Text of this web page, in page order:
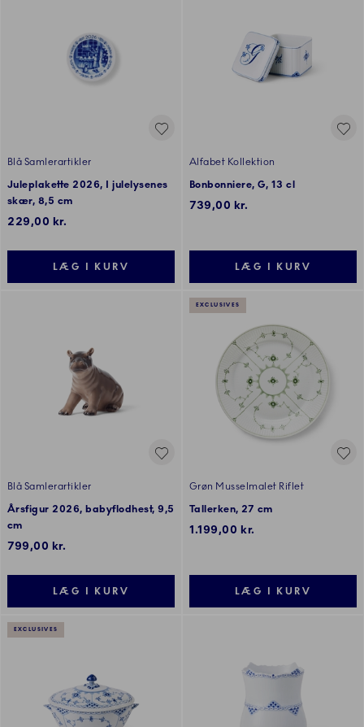
Blå Samlerartikler
Juleplakette 2026, I julelysenes
skær, 8,5 cm
229,00 kr.
LÆG I KURV
Alfabet Kollektion
Bonbonniere, G, 13 cl
739,00 kr.
LÆG I KURV
Blå Samlerartikler
Årsfigur 2026, babyflodhest, 9,5
cm
799,00 kr.
LÆG I KURV
EXCLUSIVES
Grøn Musselmalet Riflet
Tallerken, 27 cm
1.199,00 kr.
LÆG I KURV
EXCLUSIVES